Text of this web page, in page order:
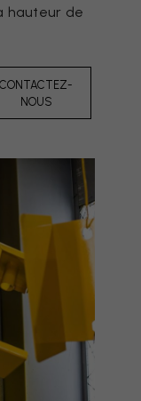
hauteur de
CONTACTEZ-
NOUS